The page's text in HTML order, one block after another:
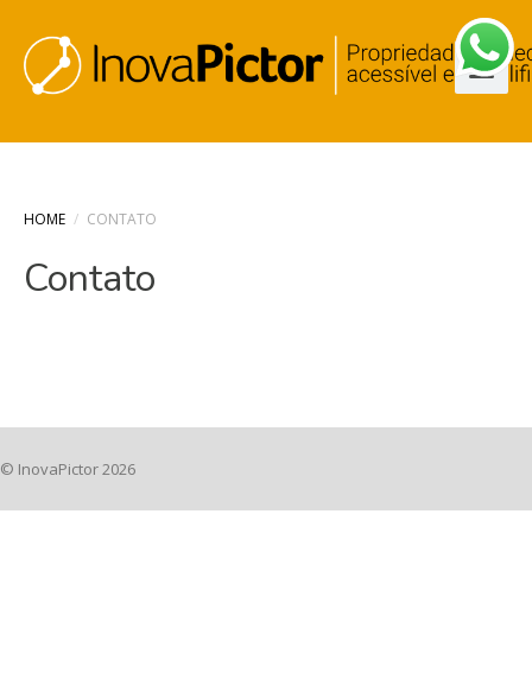
HOME / CONTATO
Contato
© InovaPictor 2026